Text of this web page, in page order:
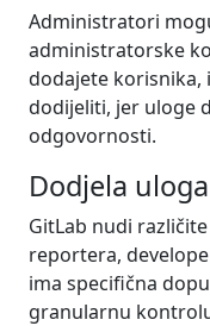
Administratori
administratorske
dodajete korisnika,
dodijeliti, jer uloge
odgovornosti.
Dodjela uloga
GitLab nudi
reportera,
ima specifična
granularnu